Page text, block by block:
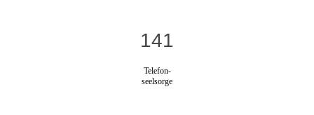
141
Telefon-
seelsorge